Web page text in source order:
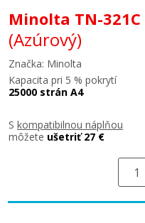
Minolta TN-321C
(Azúrový)
Značka: Minolta
Kapacita pri 5 % pokrytí
25000 strán A4
S kompatibilnou náplňou
môžete ušetriť 27 €